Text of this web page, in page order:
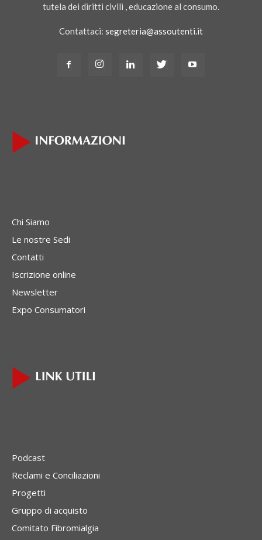
tutela dei diritti civili , educazione al consumo.
Contattaci: segreteria@assoutenti.it
Chi Siamo
Le nostre Sedi
Contatti
Iscrizione online
Newsletter
Expo Consumatori
Podcast
Reclami e Conciliazioni
Progetti
Gruppo di acquisto
Comitato Fibromialgia